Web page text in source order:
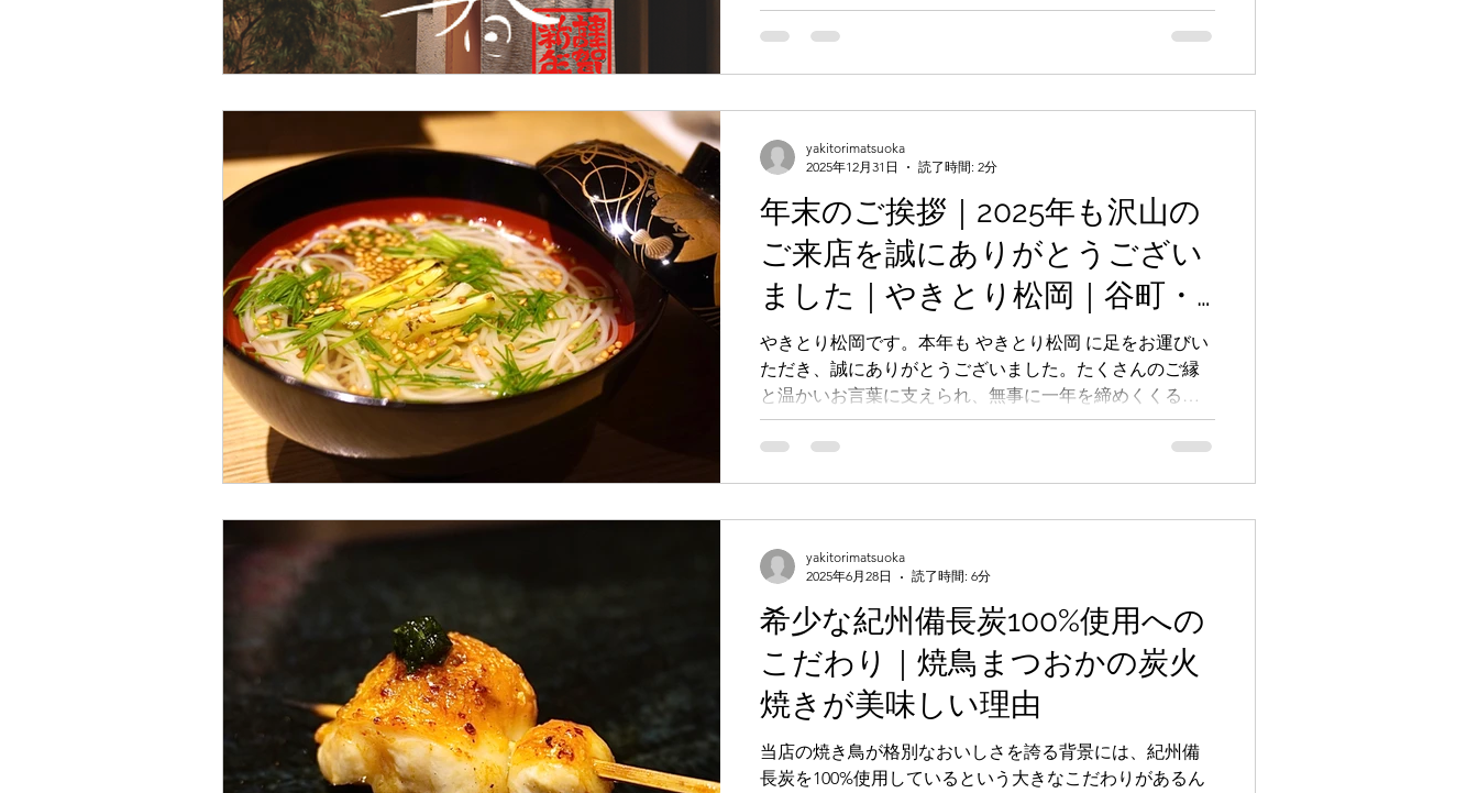
て新しい年を迎えられたことに、心より感謝しておりま
す。本年も、一本一本に想いを込め、記憶に残る時間を
やきとり松岡店主・スタッフ一同
年末のご挨拶｜2025年も沢山の
ご来店を誠にありがとうござい
ました｜やきとり松岡｜谷町・
上本町｜焼き鳥おまかせコー
ス・黒さつま鶏黒王｜ミシュラ
ンガイド2025 大阪焼鳥
やきとり松岡です。本年も やきとり松岡 に足をお運びい
ただき、誠にありがとうございました。たくさんのご縁
と温かいお言葉に支えられ、無事に一年を締めくくるこ
とができます。来年も、一本一本に想いを込め、 皆さま
の記憶に残る時間をお届けできるよう精進してまいりま
も変わらぬご愛顧のほど、よろしくお願い申し上げま
す。やきとり松岡 店主・スタッフ一同
yakitorimatsuoka
2025年12月31日
読了時間: 2分
希少な紀州備長炭100%使用への
こだわり｜焼鳥まつおかの炭火
焼きが美味しい理由
当店の焼き鳥が格別なおいしさを誇る背景には、紀州備
長炭を100%使用しているという大きなこだわりがあるん
yakitorimatsuoka
2025年6月28日
読了時間: 6分